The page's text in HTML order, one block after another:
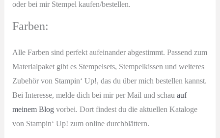
oder bei mir Stempel kaufen/bestellen.
Farben:
Alle Farben sind perfekt aufeinander abgestimmt. Passend zum
Materialpaket gibt es Stempelsets, Stempelkissen und weiteres
Zubehör von Stampin‘ Up!, das du über mich bestellen kannst.
Bei Interesse, melde dich bei mir per Mail und schau auf
meinem Blogvorbei. Dort findest du die aktuellen Kataloge
von Stampin‘ Up! zum online durchblättern.